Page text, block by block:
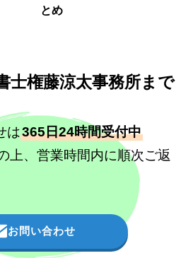
とめ
士権藤涼太事務所まで
は365日24時間受付中
上、営業時間内に順次ご返
お問い合わせ